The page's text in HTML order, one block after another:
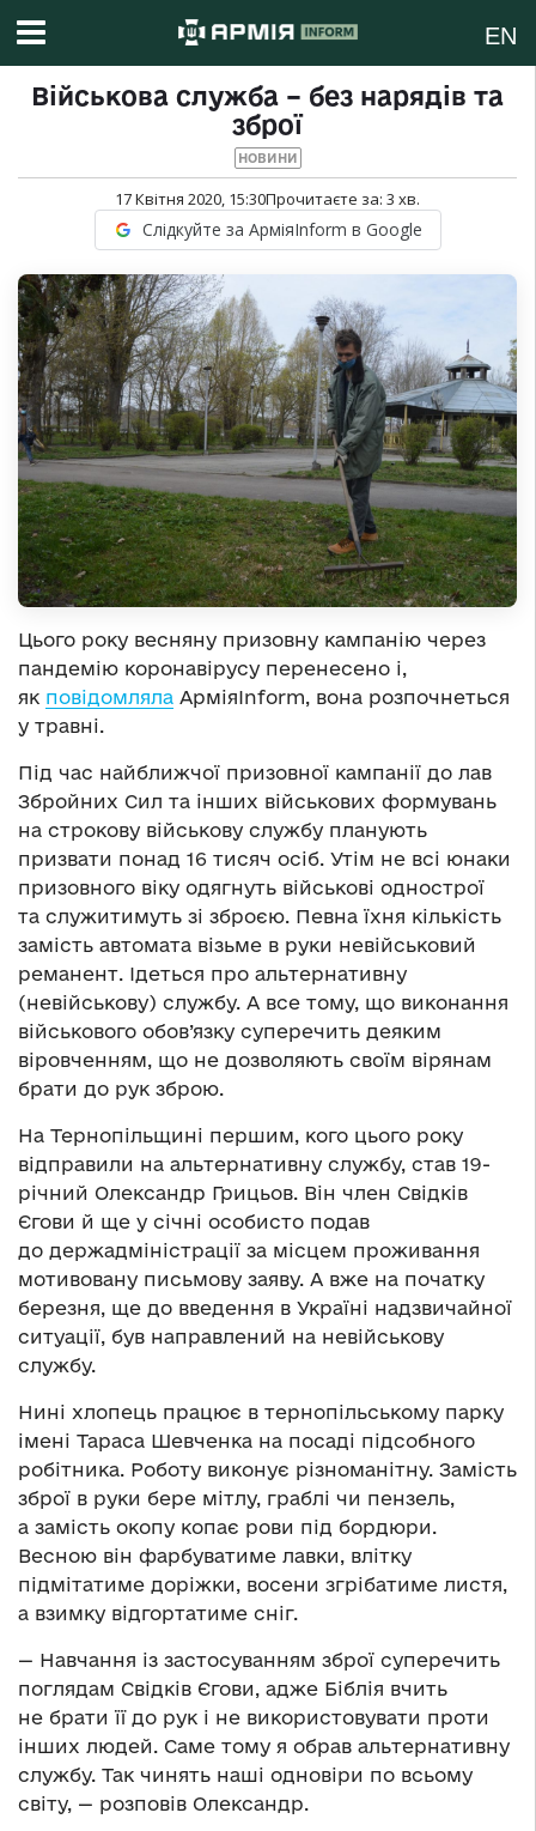
EN
Військова служба – без нарядів та
зброї
НОВИНИ
17 Квітня 2020, 15:30Прочитаєте за: 3 хв.
Слідкуйте за АрміяInform в Google
Цього року весняну призовну кампанію через
пандемію коронавірусу перенесено і,
як повідомляла АрміяInform, вона розпочнеться
у травні.
Під час найближчої призовної кампанії до лав
Збройних Сил та інших військових формувань
на строкову військову службу планують
призвати понад 16 тисяч осіб. Утім не всі юнаки
призовного віку одягнуть військові однострої
та служитимуть зі зброєю. Певна їхня кількість
замість автомата візьме в руки невійськовий
реманент. Ідеться про альтернативну
(невійськову) службу. А все тому, що виконання
військового обов’язку суперечить деяким
віровченням, що не дозволяють своїм вірянам
брати до рук зброю.
На Тернопільщині першим, кого цього року
відправили на альтернативну службу, став 19-
річний Олександр Грицьов. Він член Свідків
Єгови й ще у січні особисто подав
до держадміністрації за місцем проживання
мотивовану письмову заяву. А вже на початку
березня, ще до введення в Україні надзвичайної
ситуації, був направлений на невійськову
службу.
Нині хлопець працює в тернопільському парку
імені Тараса Шевченка на посаді підсобного
робітника. Роботу виконує різноманітну. Замість
зброї в руки бере мітлу, граблі чи пензель,
а замість окопу копає рови під бордюри.
Весною він фарбуватиме лавки, влітку
підмітатиме доріжки, восени згрібатиме листя,
а взимку відгортатиме сніг.
— Навчання із застосуванням зброї суперечить
поглядам Свідків Єгови, адже Біблія вчить
не брати її до рук і не використовувати проти
інших людей. Саме тому я обрав альтернативну
службу. Так чинять наші одновіри по всьому
світу, — розповів Олександр.